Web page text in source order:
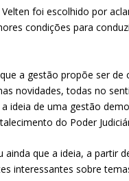
foi escolhido por
condições para
a gestão propõe ser
novidades, todas no
ideia de uma gestão
do Poder
ainda que a ideia, a partir
interessantes sobre